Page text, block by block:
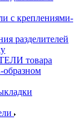
с креплениями-
разделителей
товара
образном